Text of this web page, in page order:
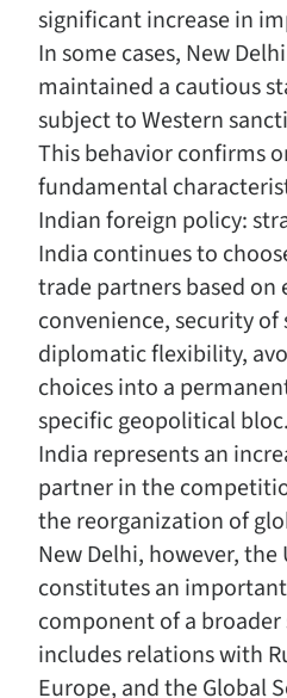
significant increase in
In some cases, New
maintained a cautious
subject to Western
This behavior confirms
fundamental
Indian foreign policy:
India continues to
trade partners based on
convenience, security of
diplomatic flexibility,
choices into a
specific geopolitical
India represents an
partner in the
the reorganization of
New Delhi, however,
constitutes an
component of a
includes relations with
Europe, and the Global